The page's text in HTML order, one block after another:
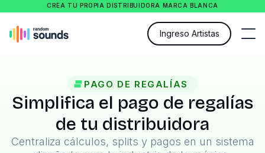
CREA TU PROPIA DISTRIBUIDORA MARCA BLANCA
Ingreso Artistas
PAGO DE REGALÍAS
Simplifica el pago de regalías
de tu distribuidora
Centraliza cálculos, splits y pagos en un sistema